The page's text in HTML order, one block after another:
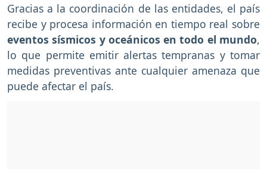
Gracias a la coordinación de las entidades, el país
recibe y procesa información en tiempo real sobre
eventos sísmicos y oceánicos en todo el mundo,
lo que permite emitir alertas tempranas y tomar
medidas preventivas ante cualquier amenaza que
puede afectar el país.